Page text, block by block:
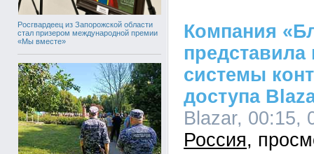
Росгвардеец из Запорожской области
стал призером международной премии
«Мы вместе»
Компания
системы
доступа
Blazar, 00:15,
Россия